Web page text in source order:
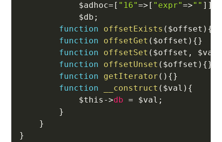
$adhoc= [ "16"=> [ "expr"=>"" ] ]
$db ;
function
offsetExists ( $offset ) {
function
offsetGet ( $offset ) {}
function
offsetSet ( $offset ,
function
offsetUnset ( $offset ) {}
function
getIterator ( ) {}
function
__construct ( $val ) {
$this ->db = $val ;
}
}
}